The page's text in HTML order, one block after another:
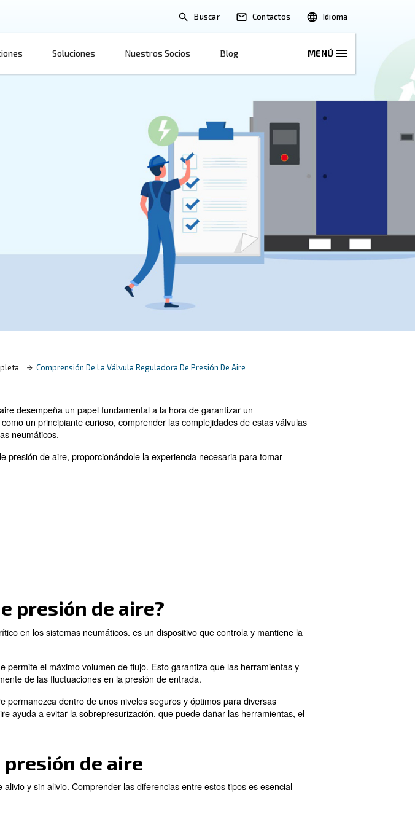
Buscar
de
eficientes
Aire: Una Guía Completa Comprensión De La Válvula Reguladora De Presión De Aire
de presión de aire desempeña un papel fundamental a la hora de garantizar
experimentado como un principiante curioso, comprender las complejidades
de los sistemas neumáticos.
reguladoras de presión de aire, proporcionándole la experiencia necesaria
de presión de aire?
un componente crítico en los sistemas neumáticos. es un dispositivo que
al tiempo que permite el máximo volumen de flujo. Esto garantiza que las